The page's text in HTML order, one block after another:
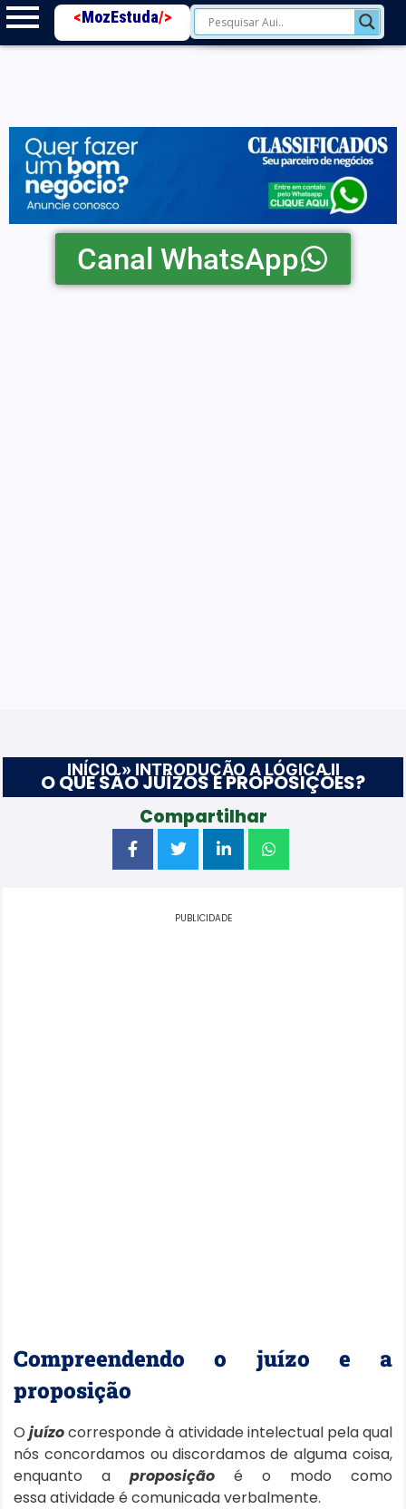
<MozEstuda/>
Canal WhatsApp
INÍCIO» INTRODUÇÃO A LÓGICA II
O QUE SÃO JUÍZOS E PROPOSIÇÕES?
Compartilhar
PUBLICIDADE
Compreendendo o juízo e a
proposição
Ojuízocorresponde à atividade intelectual pela qual
nós concordamos ou discordamos de alguma coisa,
enquanto a proposição é o modo como
essa atividade é comunicada verbalmente.